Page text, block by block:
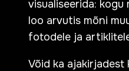
visualiseerida:
loo arvutis mõni
fotodele ja
Võid ka